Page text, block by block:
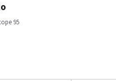
95